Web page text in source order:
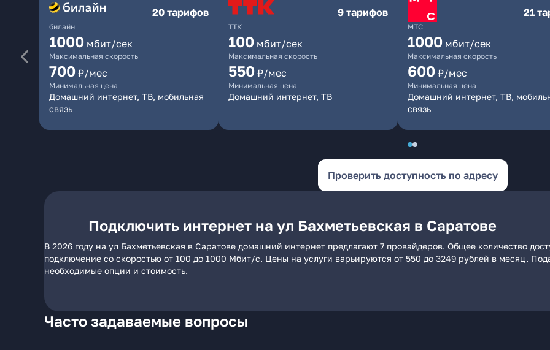
билайн
20 тарифов
1000 мбит/сек
Максимальная скорость
700 ₽/мес
Минимальная цена
Домашний интернет, ТВ, мобильная
связь
ТТК
9 тарифов
100 мбит/сек
Максимальная скорость
550 ₽/мес
Минимальная цена
Домашний интернет, ТВ
МТС
21
1000 мбит/сек
Максимальная скорость
600 ₽/мес
Минимальная цена
Домашний интернет, ТВ,
связь
Проверить доступность по адресу
Подключить интернет на ул Бахметьевская в Саратове
В 2026 году на ул Бахметьевская в Саратове домашний интернет предлагают 7 провайдеров. Общее количество
подключение со скоростью от 100 до 1000 Мбит/с. Цены на услуги варьируются от 550 до 3249 рублей в месяц.
необходимые опции и стоимость.
Часто задаваемые вопросы